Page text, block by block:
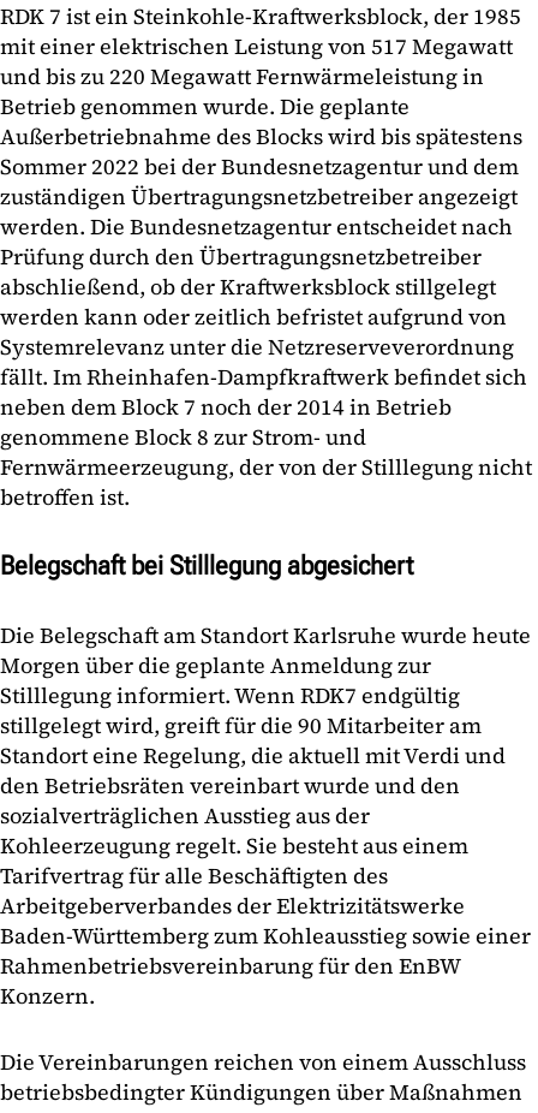
RDK 7 ist ein Steinkohle-Kraftwerksblock, der 1985
mit einer elektrischen Leistung von 517 Megawatt
und bis zu 220 Megawatt Fernwärmeleistung in
Betrieb genommen wurde. Die geplante
Außerbetriebnahme des Blocks wird bis spätestens
Sommer 2022 bei der Bundesnetzagentur und dem
zuständigen Übertragungsnetzbetreiber angezeigt
werden. Die Bundesnetzagentur entscheidet nach
Prüfung durch den Übertragungsnetzbetreiber
abschließend, ob der Kraftwerksblock stillgelegt
werden kann oder zeitlich befristet aufgrund von
Systemrelevanz unter die Netzreserveverordnung
fällt. Im Rheinhafen-Dampfkraftwerk befindet sich
neben dem Block 7 noch der 2014 in Betrieb
genommene Block 8 zur Strom- und
Fernwärmeerzeugung, der von der Stilllegung nicht
betroffen ist.
Belegschaft bei Stilllegung abgesichert
Die Belegschaft am Standort Karlsruhe wurde heute
Morgen über die geplante Anmeldung zur
Stilllegung informiert. Wenn RDK7 endgültig
stillgelegt wird, greift für die 90 Mitarbeiter am
Standort eine Regelung, die aktuell mit Verdi und
den Betriebsräten vereinbart wurde und den
sozialverträglichen Ausstieg aus der
Kohleerzeugung regelt. Sie besteht aus einem
Tarifvertrag für alle Beschäftigten des
Arbeitgeberverbandes der Elektrizitätswerke
Baden-Württemberg zum Kohleausstieg sowie einer
Rahmenbetriebsvereinbarung für den EnBW
Konzern.
Die Vereinbarungen reichen von einem Ausschluss
betriebsbedingter Kündigungen über Maßnahmen